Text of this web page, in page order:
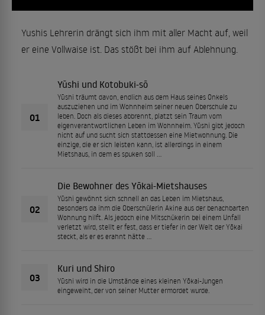
Yushis Lehrerin drängt sich ihm mit aller Macht auf, weil
er eine Vollwaise ist. Das stößt bei ihm auf Ablehnung.
01
Yūshi und Kotobuki-sō
Yūshi träumt davon, endlich aus dem Haus seines Onkels
auszuziehen und im Wohnheim seiner neuen Oberschule zu
leben. Doch als dieses abbrennt, platzt sein Traum vom
eigenverantwortlichen Leben im Wohnheim. Yūshi gibt jedoch
nicht auf und sucht sich stattdessen eine Mietwohnung. Die
einzige, die er sich leisten kann, ist allerdings in einem
Mietshaus, in dem es spuken soll …
02
Die Bewohner des Yōkai-Mietshauses
Yūshi gewöhnt sich schnell an das Leben im Mietshaus,
besonders da ihm die Oberschülerin Akine aus der benachbarten
Wohnung hilft. Als jedoch eine Mitschükerin bei einem Unfall
verletzt wird, stellt er fest, dass er tiefer in der Welt der Yōkai
steckt, als er es erahnt hätte …
03
Kuri und Shiro
Yūshi wird in die Umstände eines kleinen Yōkai-Jungen
eingeweiht, der von seiner Mutter ermordet wurde.